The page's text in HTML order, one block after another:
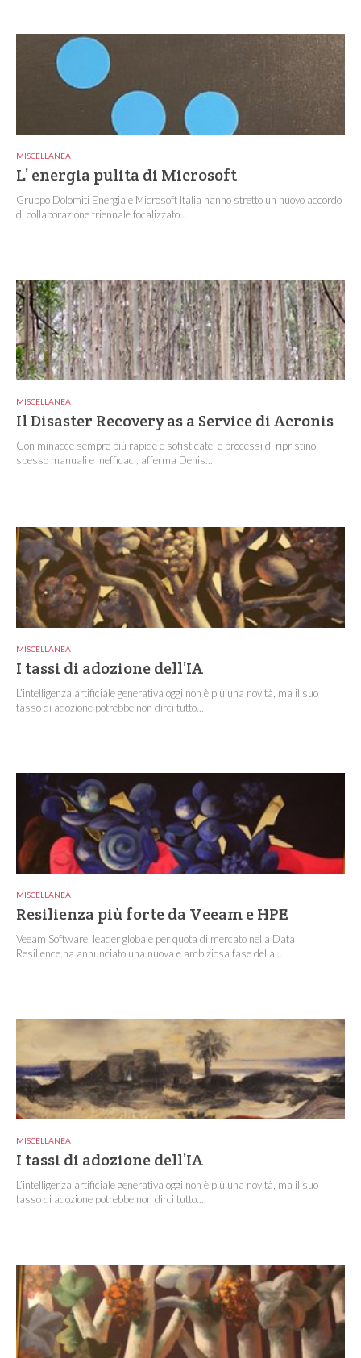
MISCELLANEA
L’ energia pulita di Microsoft
Gruppo Dolomiti Energia e Microsoft Italia hanno stretto un nuovo accordo
di collaborazione triennale focalizzato...
MISCELLANEA
Il Disaster Recovery as a Service di Acronis
Con minacce sempre più rapide e sofisticate, e processi di ripristino
spesso manuali e inefficaci, afferma Denis...
MISCELLANEA
I tassi di adozione dell’IA
L’intelligenza artificiale generativa oggi non è più una novità, ma il suo
tasso di adozione potrebbe non dirci tutto...
MISCELLANEA
Resilienza più forte da Veeam e HPE
Veeam Software, leader globale per quota di mercato nella Data
Resilience,ha annunciato una nuova e ambiziosa fase della...
MISCELLANEA
I tassi di adozione dell’IA
L’intelligenza artificiale generativa oggi non è più una novità, ma il suo
tasso di adozione potrebbe non dirci tutto...